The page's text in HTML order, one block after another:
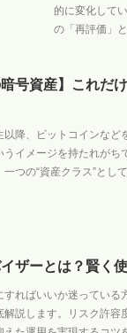
的に変化して
の「再評価」
暗号資産】これだ
以降、ビットコインなど
うイメージを持たれが
つの“資産クラス”とし
ザーとは？賢く
すればいいか迷ってい
解説します。リスク許容